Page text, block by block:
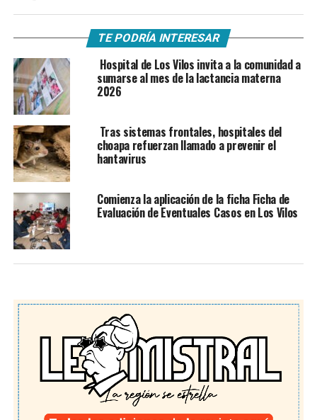
TE PODRÍA INTERESAR
Hospital de Los Vilos invita a la comunidad a
sumarse al mes de la lactancia materna
2026
Tras sistemas frontales, hospitales del
choapa refuerzan llamado a prevenir el
hantavirus
Comienza la aplicación de la ficha Ficha de
Evaluación de Eventuales Casos en Los Vilos